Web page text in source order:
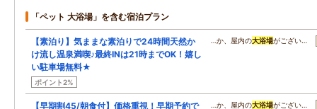
「ペット 大浴場」を含む宿泊プラン
【素泊り】気ままな素泊りで24時間天然か
け流し温泉満喫♪最終INは21時までOK！嬉し
い駐車場無料★
ポイント2%
…か、屋内の大浴場がござい…
【早期割45/朝食付】価格重視！早期予約で
…か、屋内の大浴場がござい…